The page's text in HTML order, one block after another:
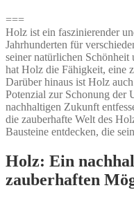
===
Holz ist ein faszinierender
Jahrhunderten für
seiner natürlichen Schönheit
hat Holz die Fähigkeit, eine
Darüber hinaus ist Holz
Potenzial zur Schonung der
nachhaltigen Zukunft
die zauberhafte Welt des
Bausteine entdecken, die
Holz: Ein
zauberhaften